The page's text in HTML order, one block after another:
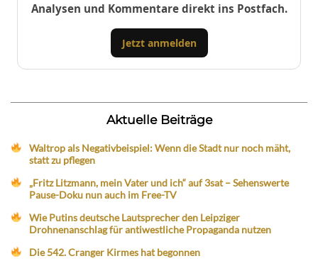
Analysen und Kommentare direkt ins Postfach.
Jetzt anmelden
Aktuelle Beiträge
Waltrop als Negativbeispiel: Wenn die Stadt nur noch mäht,
statt zu pflegen
„Fritz Litzmann, mein Vater und ich“ auf 3sat – Sehenswerte
Pause-Doku nun auch im Free-TV
Wie Putins deutsche Lautsprecher den Leipziger
Drohnenanschlag für antiwestliche Propaganda nutzen
Die 542. Cranger Kirmes hat begonnen